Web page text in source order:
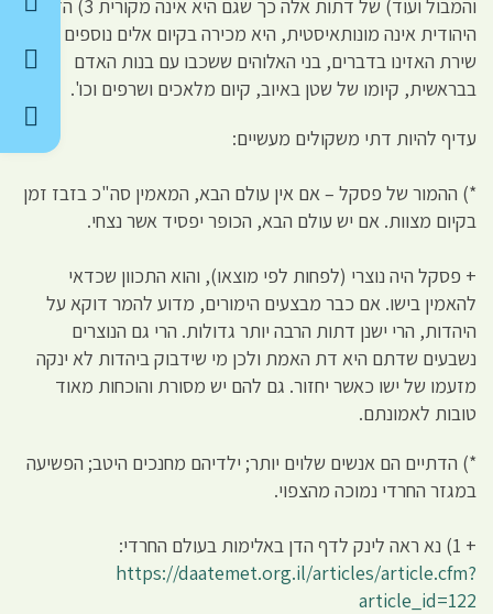
והמבול ועוד) של דתות אלה כך שגם היא אינה מקורית 3) הדת
היהודית אינה מונותאיסטית, היא מכירה בקיום אלים נוספים –
שירת האזינו בדברים, בני האלוהים ששכבו עם בנות האדם
בבראשית, קיומו של שטן באיוב, קיום מלאכים ושרפים וכו'.
עדיף להיות דתי משקולים מעשיים:
*) ההמור של פסקל – אם אין עולם הבא, המאמין סה"כ בזבז זמן
בקיום מצוות. אם יש עולם הבא, הכופר יפסיד אשר נצחי.
+ פסקל היה נוצרי (לפחות לפי מוצאו), והוא התכוון שכדאי
להאמין בישו. אם כבר מבצעים הימורים, מדוע להמר דוקא על
היהדות, הרי ישנן דתות הרבה יותר גדולות. הרי גם הנוצרים
נשבעים שדתם היא דת האמת ולכן מי שידבוק ביהדות לא ינקה
מזעמו של ישו כאשר יחזור. גם להם יש מסורת והוכחות מאוד
טובות לאמונתם.
*) הדתיים הם אנשים שלוים יותר; ילדיהם מחנכים היטב; הפשיעה
במגזר החרדי נמוכה מהצפוי.
+ 1) נא ראה לינק לדף הדן באלימות בעולם החרדי:
https://daatemet.org.il/articles/article.cfm?
article_id=122